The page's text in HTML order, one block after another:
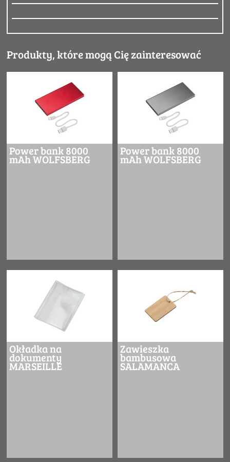
Produkty, które mogą Cię zainteresować
Power bank 8000
mAh WOLFSBERG
Power bank 8000
mAh WOLFSBERG
Okładka na
dokumenty
MARSEILLE
Zawieszka
bambusowa
SALAMANCA